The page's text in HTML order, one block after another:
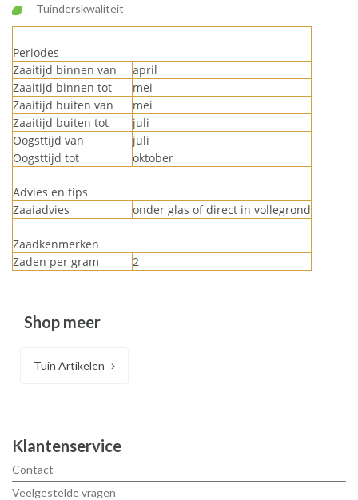
Tuinderskwaliteit
Periodes
Zaaitijd binnen van
april
Zaaitijd binnen tot
mei
Zaaitijd buiten van
mei
Zaaitijd buiten tot
juli
Oogsttijd van
juli
Oogsttijd tot
oktober
Advies en tips
Zaaiadvies
onder glas of direct in vollegrond
Zaadkenmerken
Zaden per gram
2
Shop meer
Tuin Artikelen
Klantenservice
Contact
Veelgestelde vragen